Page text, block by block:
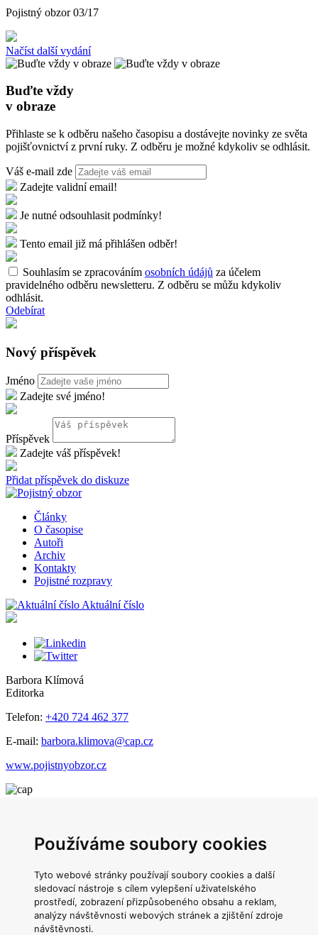
Používáme soubory cookies
Tyto webové stránky používají soubory cookies a další
sledovací nástroje s cílem vylepšení uživatelského
prostředí, zobrazení přizpůsobeného obsahu a reklam,
analýzy návštěvnosti webových stránek a zjištění zdroje
návštěvnosti.
Pojistný obzor 03/17
Načíst další vydání
Buďte vždy
v obraze
Přihlaste se k odběru našeho časopisu a dostávejte novinky ze světa
pojišťovnictví z první ruky. Z odběru je možné kdykoliv se odhlásit.
Váš e-mail zde
Zadejte validní email!
Je nutné odsouhlasit podmínky!
Tento email již má přihlášen odběr!
Souhlasím se zpracováním osobních údájů za účelem
pravidelného odběru newsletteru. Z odběru se můžu kdykoliv
odhlásit.
Odebírat
Nový příspěvek
Jméno
Zadejte své jméno!
Příspěvek
Zadejte váš příspěvek!
Přidat příspěvek do diskuze
Články
O časopise
Autoři
Archiv
Kontakty
Pojistné rozpravy
Aktuální číslo
Barbora Klímová
Editorka
Telefon: +420 724 462 377
E-mail: barbora.klimova@cap.cz
www.pojistnyobzor.cz
Main Point Pankrác
Praha 4,140 00
Telefon:
+420 221 413 350